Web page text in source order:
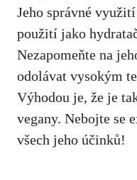
Jeho správné
použití jako
Nezapomeňte na
odolávat ⁢vysokým
Výhodou je, že je
vegany. Nebojte se
všech jeho účinků!